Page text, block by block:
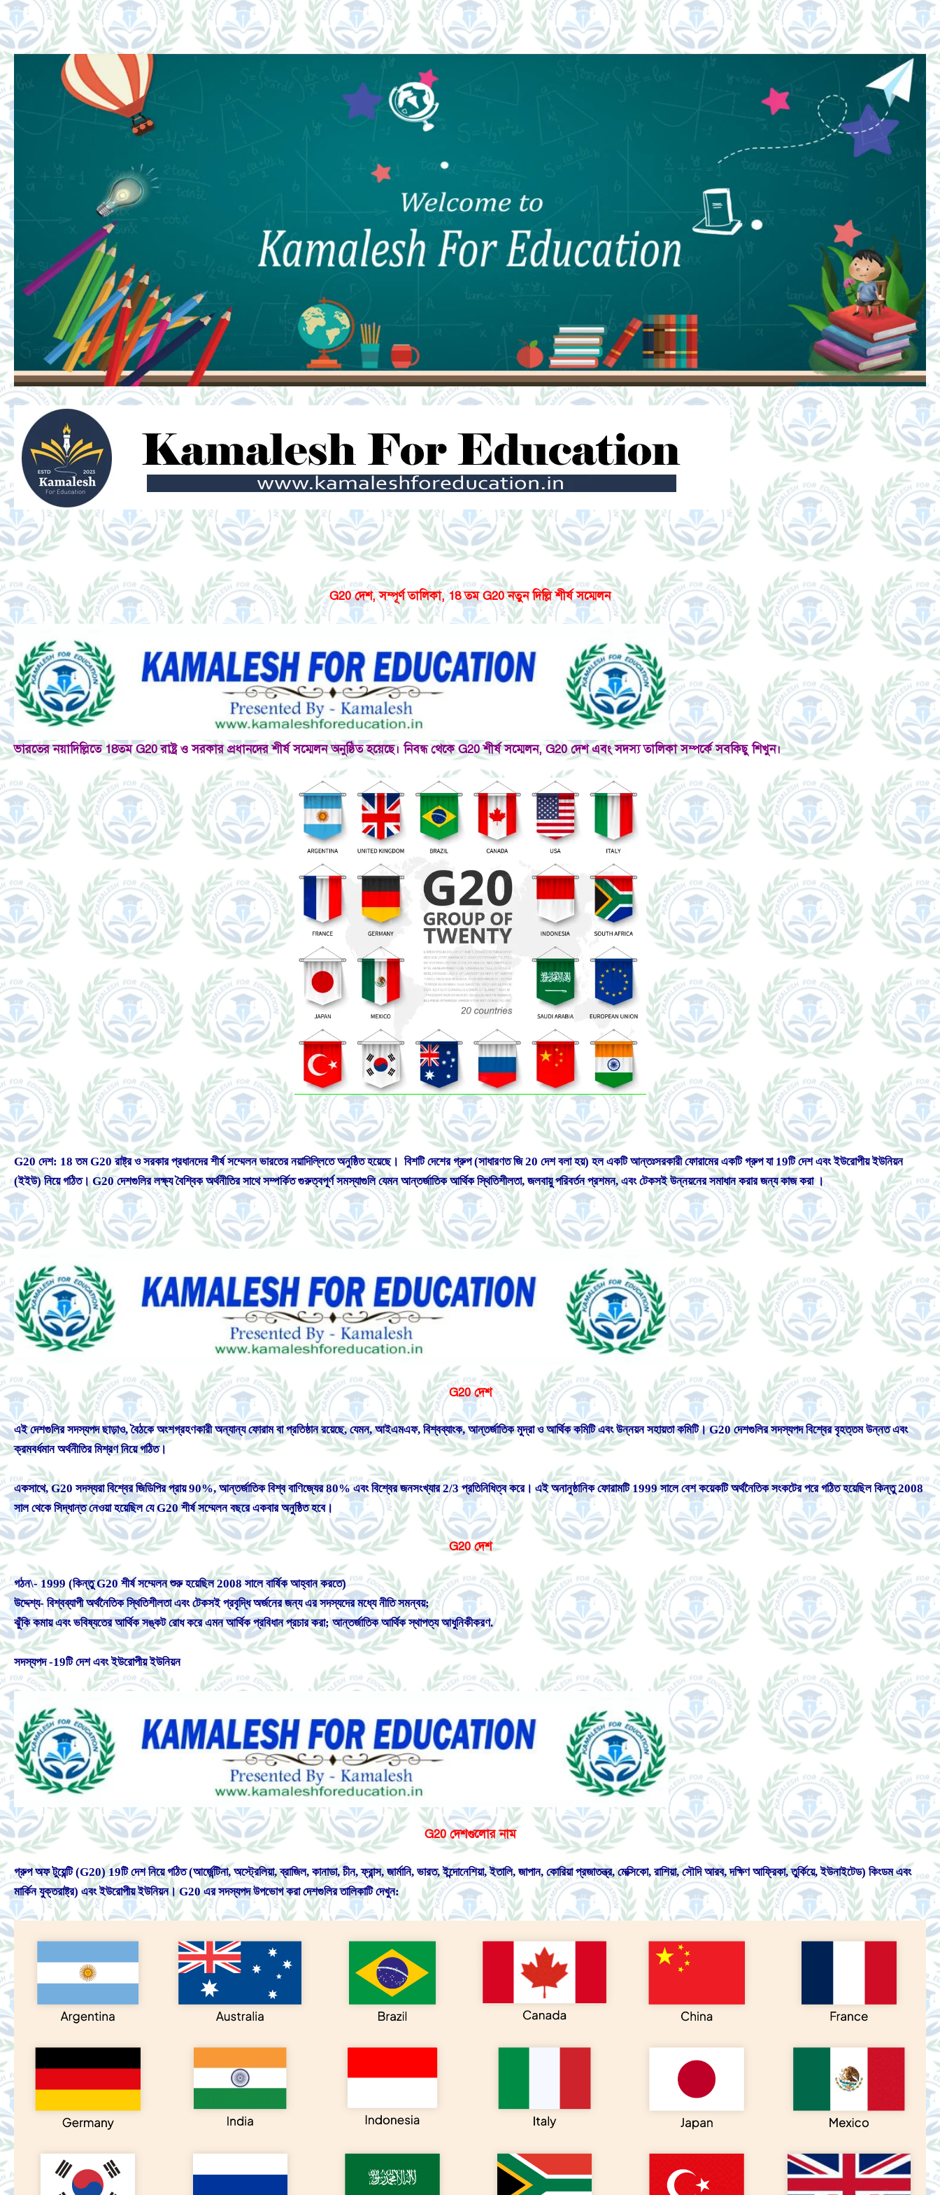
G20 দেশ, সম্পূর্ণ তালিকা, 18 তম G20 নতুন দিল্লি শীর্ষ সম্মেলন
ভারতের নয়াদিল্লিতে 18তম G20 রাষ্ট্র ও সরকার প্রধানদের শীর্ষ সম্মেলন অনুষ্ঠিত হয়েছে। নিবন্ধ থেকে G20 শীর্ষ সম্মেলন, G20 দেশ এবং সদস্য তালিকা সম্পর্কে সবকিছু শিখুন।
G20 দেশ: 18 তম G20 রাষ্ট্র ও সরকার প্রধানদের শীর্ষ সম্মেলন ভারতের নয়াদিল্লিতে অনুষ্ঠিত হয়েছে। বিশটি দেশের গ্রুপ (সাধারণত জি 20 দেশ বলা হয়) হল একটি আন্তঃসরকারী ফোরামের একটি গ্রুপ যা 19টি দেশ এবং ইউরোপীয় ইউনিয়ন
(ইইউ) নিয়ে গঠিত। G20 দেশগুলির লক্ষ্য বৈশ্বিক অর্থনীতির সাথে সম্পর্কিত গুরুত্বপূর্ণ সমস্যাগুলি যেমন আন্তর্জাতিক আর্থিক স্থিতিশীলতা, জলবায়ু পরিবর্তন প্রশমন, এবং টেকসই উন্নয়নের সমাধান করার জন্য কাজ করা ।
G20 দেশ
এই দেশগুলির সদস্যপদ ছাড়াও, বৈঠকে অংশগ্রহণকারী অন্যান্য ফোরাম বা প্রতিষ্ঠান রয়েছে, যেমন, আইএমএফ, বিশ্বব্যাংক, আন্তর্জাতিক মুদ্রা ও আর্থিক কমিটি এবং উন্নয়ন সহায়তা কমিটি। G20 দেশগুলির সদস্যপদ বিশ্বের বৃহত্তম উন্নত এবং
ক্রমবর্ধমান অর্থনীতির মিশ্রণ নিয়ে গঠিত।
একসাথে, G20 সদস্যরা বিশ্বের জিডিপির প্রায় 90%, আন্তর্জাতিক বিশ্ব বাণিজ্যের 80% এবং বিশ্বের জনসংখ্যার 2/3 প্রতিনিধিত্ব করে। এই অনানুষ্ঠানিক ফোরামটি 1999 সালে বেশ কয়েকটি অর্থনৈতিক সংকটের পরে গঠিত হয়েছিল কিন্তু 2008
সাল থেকে সিদ্ধান্ত নেওয়া হয়েছিল যে G20 শীর্ষ সম্মেলন বছরে একবার অনুষ্ঠিত হবে।
G20 দেশ
গঠন\- 1999 (কিন্তু G20 শীর্ষ সম্মেলন শুরু হয়েছিল 2008 সালে বার্ষিক আহ্বান করতে)
উদ্দেশ্য- বিশ্বব্যাপী অর্থনৈতিক স্থিতিশীলতা এবং টেকসই প্রবৃদ্ধি অর্জনের জন্য এর সদস্যদের মধ্যে নীতি সমন্বয়;
ঝুঁকি কমায় এবং ভবিষ্যতের আর্থিক সঙ্কট রোধ করে এমন আর্থিক প্রবিধান প্রচার করা;আন্তর্জাতিক আর্থিক স্থাপত্য আধুনিকীকরণ.
সদস্যপদ -19টি দেশ এবং ইউরোপীয় ইউনিয়ন
G20 দেশগুলোর নাম
গ্রুপ অফ টুয়েন্টি (G20) 19টি দেশ নিয়ে গঠিত (আর্জেন্টিনা, অস্ট্রেলিয়া, ব্রাজিল, কানাডা, চীন, ফ্রান্স, জার্মানি, ভারত, ইন্দোনেশিয়া, ইতালি, জাপান, কোরিয়া প্রজাতন্ত্র, মেক্সিকো, রাশিয়া, সৌদি আরব, দক্ষিণ আফ্রিকা, তুর্কিয়ে, ইউনাইটেড) কিংডম এবং
মার্কিন যুক্তরাষ্ট্র) এবং ইউরোপীয় ইউনিয়ন। G20 এর সদস্যপদ উপভোগ করা দেশগুলির তালিকাটি দেখুন: